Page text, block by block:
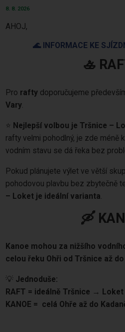
8. 8. 2026
AHOJ,
🌊 INFORMACE KE
🚣
Pro rafty doporučujeme
Vary.
⭐ Nejlepší volbou je Tršnice –
rafty velmi pohodlný, je zde méně
vodním stavu se dá řeka bez
Pokud plánujete výlet ve větší
pohodovou plavbu bez zbytečně
– Loket je ideální varianta.
🛶
Kanoe mohou za nižšího
celou řeku Ohři od Tršnice až do
💡 Jednoduše:
RAFT = ideálně Tršnice → Loket
KANOE = celá Ohře až do